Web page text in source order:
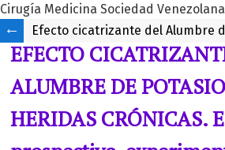
Cirugía Medicina Sociedad Venezolana